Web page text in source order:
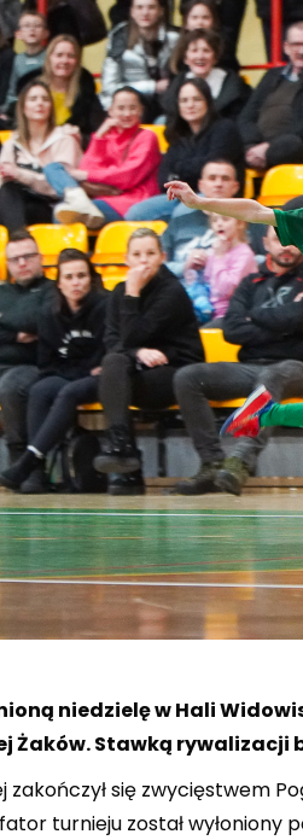
niedzielę w Hali
Żaków. Stawką rywalizacji
zakończył się zwycięstwem
turnieju został wyłoniony